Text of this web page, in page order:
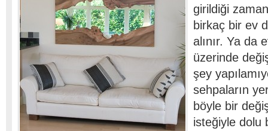
girildiği
birkaç bir ev
alınır. Ya da
üzerinde
şey
sehpaların
böyle bir
isteğiyle dolu